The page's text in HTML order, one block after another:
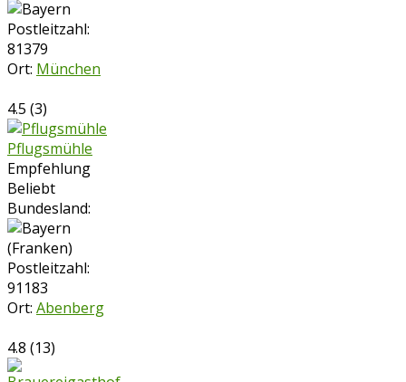
Postleitzahl:
81379
Ort: München
4.5 (3)
Pflugsmühle
Empfehlung
Beliebt
Bundesland:
Postleitzahl:
91183
Ort: Abenberg
4.8 (13)